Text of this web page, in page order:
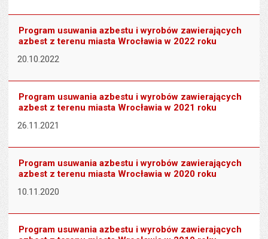
Program usuwania azbestu i wyrobów zawierających
azbest z terenu miasta Wrocławia w 2022 roku
20.10.2022
Program usuwania azbestu i wyrobów zawierających
azbest z terenu miasta Wrocławia w 2021 roku
26.11.2021
Program usuwania azbestu i wyrobów zawierających
azbest z terenu miasta Wrocławia w 2020 roku
10.11.2020
Program usuwania azbestu i wyrobów zawierających